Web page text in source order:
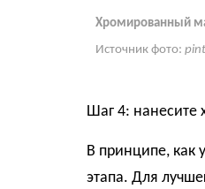
Хромированный
Источник фото:
Шаг 4: нанесите
В принципе, как
этапа. Для